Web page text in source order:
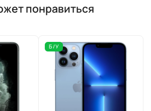
понравиться
Б/У